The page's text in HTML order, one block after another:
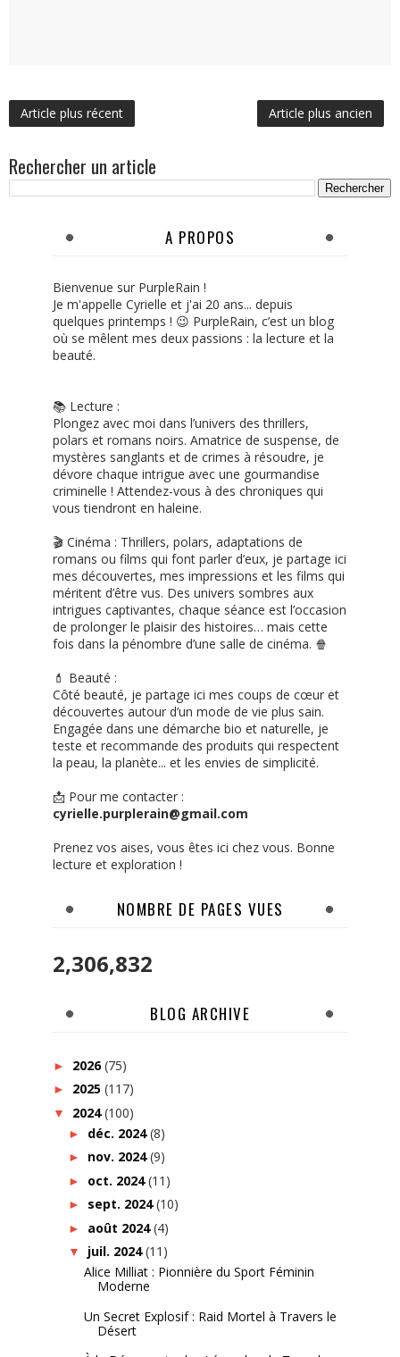
Article plus récent Article plus ancien
Rechercher un article
A PROPOS
Bienvenue sur PurpleRain !
Je m'appelle Cyrielle et j'ai 20 ans... depuis
quelques printemps ! 😉 PurpleRain, c’est un blog
où se mêlent mes deux passions : la lecture et la
beauté.
📚 Lecture :
Plongez avec moi dans l’univers des thrillers,
polars et romans noirs. Amatrice de suspense, de
mystères sanglants et de crimes à résoudre, je
dévore chaque intrigue avec une gourmandise
criminelle ! Attendez-vous à des chroniques qui
vous tiendront en haleine.
🎬 Cinéma : Thrillers, polars, adaptations de
romans ou films qui font parler d’eux, je partage ici
mes découvertes, mes impressions et les films qui
méritent d’être vus. Des univers sombres aux
intrigues captivantes, chaque séance est l’occasion
de prolonger le plaisir des histoires… mais cette
fois dans la pénombre d’une salle de cinéma. 🍿
💄 Beauté :
Côté beauté, je partage ici mes coups de cœur et
découvertes autour d’un mode de vie plus sain.
Engagée dans une démarche bio et naturelle, je
teste et recommande des produits qui respectent
la peau, la planète... et les envies de simplicité.
📩 Pour me contacter :
cyrielle.purplerain@gmail.com
Prenez vos aises, vous êtes ici chez vous. Bonne
lecture et exploration !
NOMBRE DE PAGES VUES
2,306,832
BLOG ARCHIVE
► 2026(75)
► 2025 (117)
▼ 2024(100)
► déc. 2024(8)
► nov. 2024(9)
► oct. 2024(11)
► sept. 2024(10)
► août 2024(4)
▼ juil. 2024(11)
Alice Milliat : Pionnière du Sport Féminin
Moderne
Un Secret Explosif : Raid Mortel à Travers le
Désert